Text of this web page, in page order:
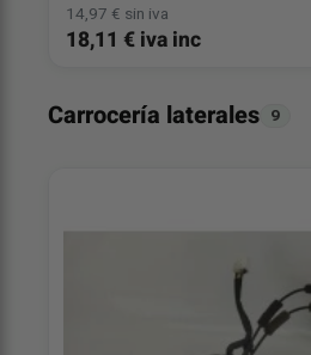
14,97 € sin iva
18,11 € iva inc
Carrocería laterales 9